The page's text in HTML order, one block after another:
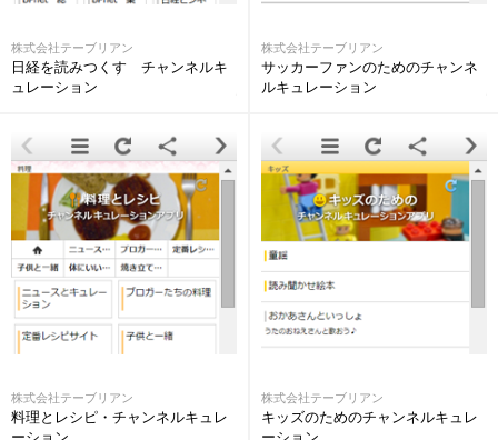
株式会社テーブリアン
日経を読みつくす チャンネルキ
ュレーション
株式会社テーブリアン
サッカーファンのためのチャンネ
ルキュレーション
株式会社テーブリアン
料理とレシピ・チャンネルキュレ
株式会社テーブリアン
キッズのためのチャンネルキュレ